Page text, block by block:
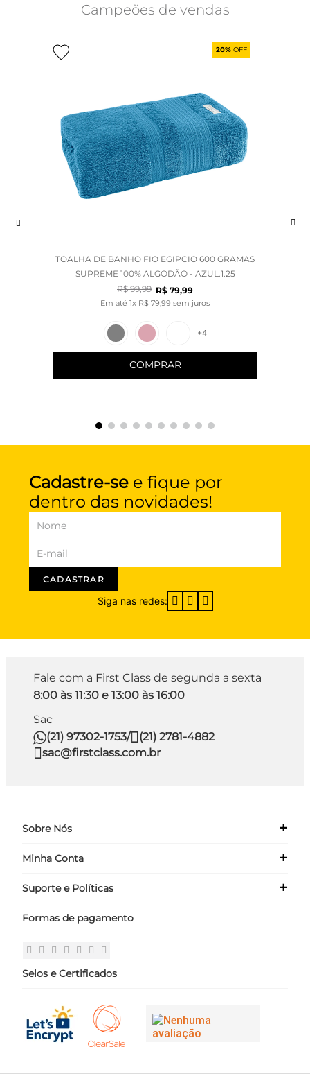
Campeões de vendas
20% OFF
TOALHA DE BANHO FIO EGIPCIO 600 GRAMAS
SUPREME 100% ALGODÃO - AZUL.1.25
R$ 99,99 R$ 79,99
Em até 1x R$ 79 99 sem juros
+4
COMPRAR
Cadastre-se e fique por
dentro das novidades!
CADASTRAR
Siga nas redes:
Fale com a First Class de segunda a sexta
8:00 às 11:30 e 13:00 às 16:00
Sac
(21) 97302-1753/
(21) 2781-4882
sac@firstclass.com.br
Sobre Nós +
Quem Somos
Minha Conta +
Meus Dados
Suporte e Políticas +
Políticas
Fale Conosco
Formas de pagamento
Selos e Certificados